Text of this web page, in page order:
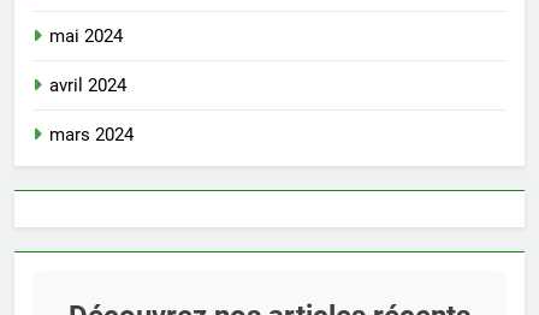
mai 2024
avril 2024
mars 2024